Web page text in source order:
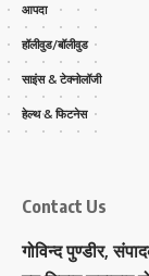
आपदा
हॉलीवुड/बॉलीवुड
साइंस & टेक्नोलॉजी
हेल्थ & फिटनेस
Contact Us
गोविन्द पुण्डीर,